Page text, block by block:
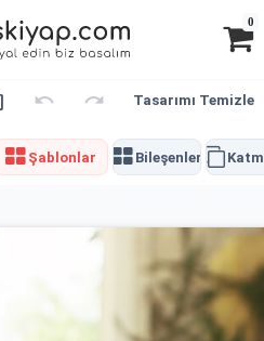
0
Tasarımı Temizle
Şablonlar Bileşenler